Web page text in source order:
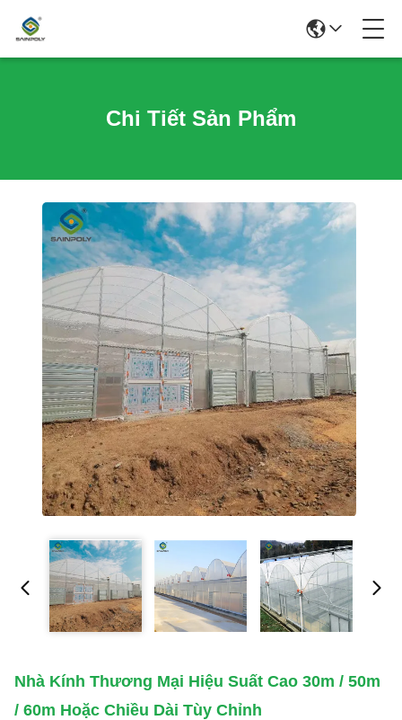
Chi Tiết Sản Phẩm
Nhà Kính Thương Mại Hiệu Suất Cao 30m / 50m
/ 60m Hoặc Chiều Dài Tùy Chỉnh